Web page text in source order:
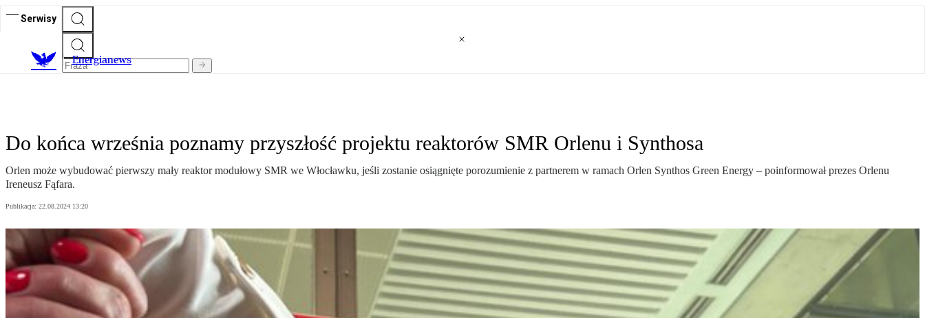
Serwisy
Energianews
Do końca września poznamy przyszłość projektu reaktorów SMR Orlenu i Synthosa
Orlen może wybudować pierwszy mały reaktor modułowy SMR we Włocławku, jeśli zostanie osiągnięte porozumienie z partnerem w ramach Orlen Synthos Green Energy – poinformował prezes Orlenu
Ireneusz Fąfara.
Publikacja: 22.08.2024 13:20